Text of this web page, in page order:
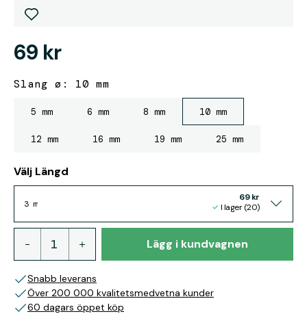
69 kr
Slang ø: 10 mm
5 mm 6 mm 8 mm 10 mm
12 mm 16 mm 19 mm 25 mm
Välj Längd
3 m
69 kr
I lager (20)
Lägg i kundvagnen
Snabb leverans
Över 200 000 kvalitetsmedvetna kunder
60 dagars öppet köp